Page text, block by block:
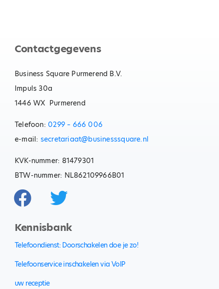
Contactgegevens
Business Square Purmerend B.V.
Impuls 30a
1446 WX Purmerend
Telefoon:0299 – 666 006
e-mail: secretariaat@businesssquare.nl
KVK-nummer: 81479301
BTW-nummer: NL862109966B01
Kennisbank
Telefoondienst: Doorschakelen doe je zo!
Telefoonservice inschakelen via VoIP
uw receptie